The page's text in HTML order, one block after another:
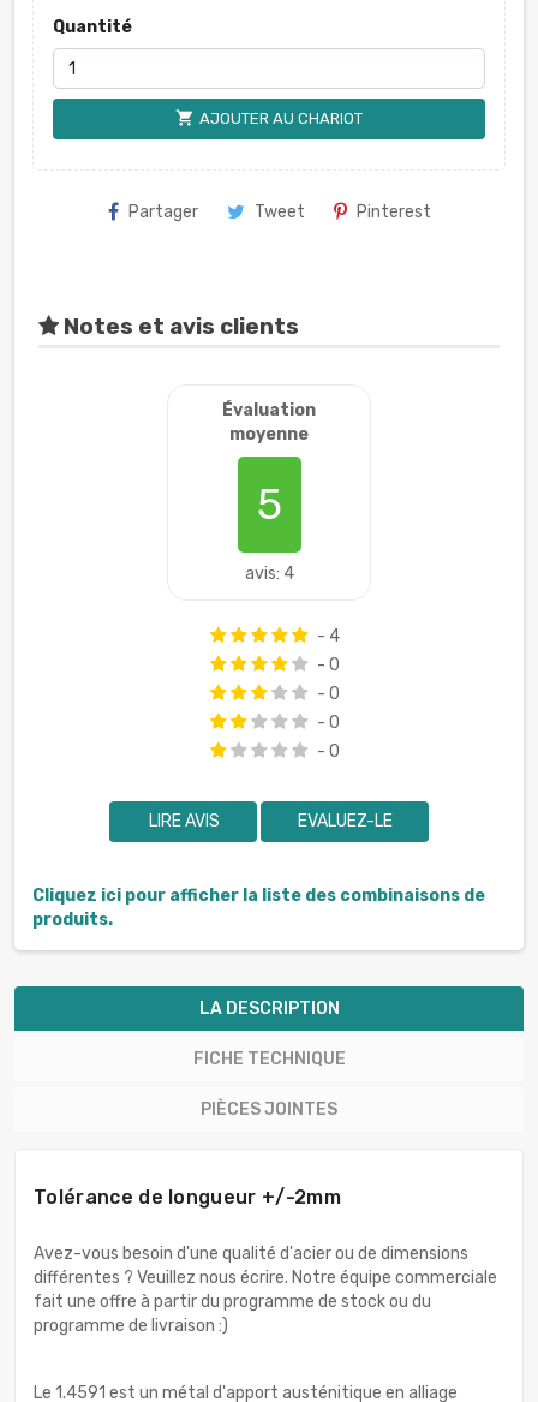
Quantité
shopping_cart AJOUTER AU CHARIOT
Partager Tweet Pinterest
Notes et avis clients
Évaluation
moyenne
5
avis: 4
- 4
- 0
- 0
- 0
- 0
LIRE AVIS EVALUEZ-LE
Cliquez ici pour afficher la liste des combinaisons de
produits.
LA DESCRIPTION
FICHE TECHNIQUE
PIÈCES JOINTES
Tolérance de longueur +/-2mm
Avez-vous besoin d'une qualité d'acier ou de dimensions
différentes ? Veuillez nous écrire. Notre équipe commerciale
fait une offre à partir du programme de stock ou du
programme de livraison :)
Le 1.4591 est un métal d'apport austénitique en alliage